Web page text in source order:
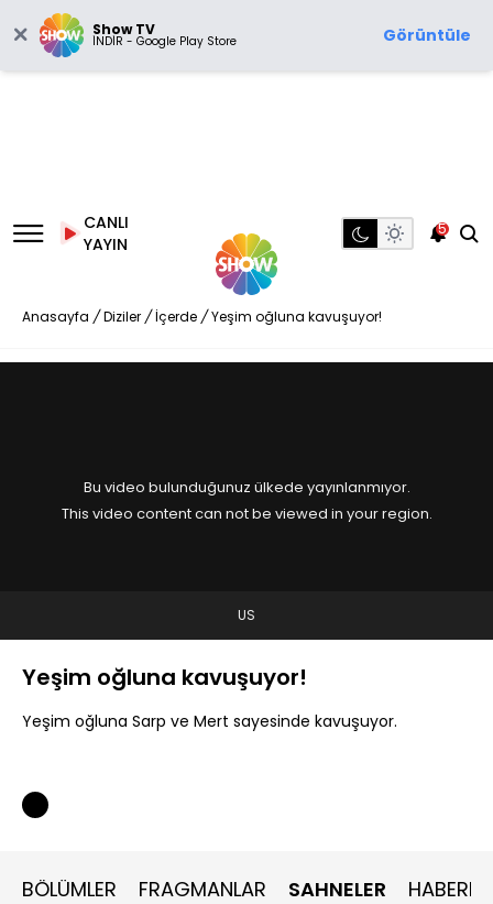
Show TV
İNDİR - Google Play Store Görüntüle
CANLI
YAYIN
5
Anasayfa / Diziler / İçerde / Yeşim oğluna kavuşuyor!
Bu video bulunduğunuz ülkede yayınlanmıyor.
This video content can not be viewed in your region.
US
Yeşim oğluna kavuşuyor!
Yeşim oğluna Sarp ve Mert sayesinde kavuşuyor.
BÖLÜMLER FRAGMANLAR SAHNELER